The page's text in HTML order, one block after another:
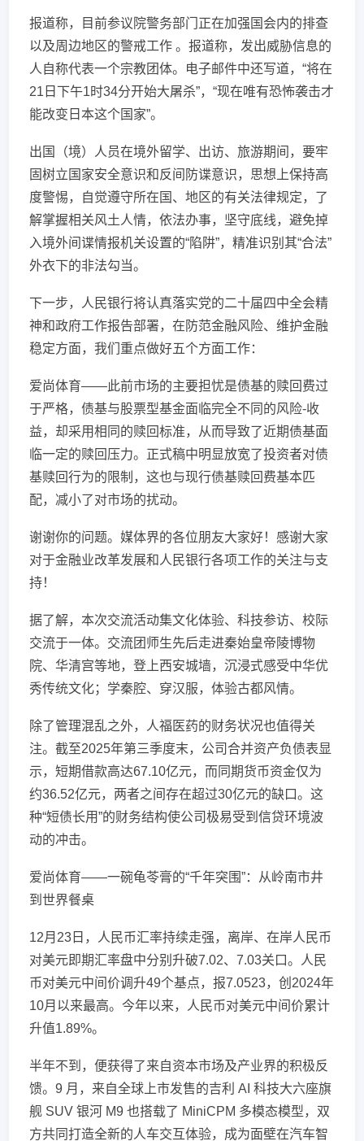
报道称，目前参议院警务部门正在加强国会内的排查
以及周边地区的警戒工作 。报道称，发出威胁信息的
人自称代表一个宗教团体。电子邮件中还写道，“将在
21日下午1时34分开始大屠杀”，“现在唯有恐怖袭击才
能改变日本这个国家”。
出国（境）人员在境外留学、出访、旅游期间，要牢
固树立国家安全意识和反间防谍意识，思想上保持高
度警惕，自觉遵守所在国、地区的有关法律规定，了
解掌握相关风土人情，依法办事，坚守底线，避免掉
入境外间谍情报机关设置的“陷阱”，精准识别其“合法”
外衣下的非法勾当。
下一步，人民银行将认真落实党的二十届四中全会精
神和政府工作报告部署，在防范金融风险、维护金融
稳定方面，我们重点做好五个方面工作：
爱尚体育——此前市场的主要担忧是债基的赎回费过
于严格，债基与股票型基金面临完全不同的风险-收
益，却采用相同的赎回标准，从而导致了近期债基面
临一定的赎回压力。正式稿中明显放宽了投资者对债
基赎回行为的限制，这也与现行债基赎回费基本匹
配，减小了对市场的扰动。
谢谢你的问题。媒体界的各位朋友大家好！感谢大家
对于金融业改革发展和人民银行各项工作的关注与支
持！
据了解，本次交流活动集文化体验、科技参访、校际
交流于一体。交流团师生先后走进秦始皇帝陵博物
院、华清宫等地，登上西安城墙，沉浸式感受中华优
秀传统文化；学秦腔、穿汉服，体验古都风情。
除了管理混乱之外，人福医药的财务状况也值得关
注。截至2025年第三季度末，公司合并资产负债表显
示，短期借款高达67.10亿元，而同期货币资金仅为
约36.52亿元，两者之间存在超过30亿元的缺口。这
种“短债长用”的财务结构使公司极易受到信贷环境波
动的冲击。
爱尚体育——一碗龟苓膏的“千年突围”：从岭南市井
到世界餐桌
12月23日，人民币汇率持续走强，离岸、在岸人民币
对美元即期汇率盘中分别升破7.02、7.03关口。人民
币对美元中间价调升49个基点，报7.0523，创2024年
10月以来最高。今年以来，人民币对美元中间价累计
升值1.89%。
半年不到，便获得了来自资本市场及产业界的积极反
馈。9 月，来自全球上市发售的吉利 AI 科技大六座旗
舰 SUV 银河 M9 也搭载了 MiniCPM 多模态模型，双
方共同打造全新的人车交互体验，成为面壁在汽车智